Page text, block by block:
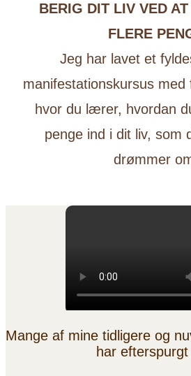
BERIG DIT LIV VED
FLERE
Jeg har lavet et
manifestationskursus med
hvor du lærer, hvordan
penge ind i dit liv, som
drømmer
Mange af mine tidligere og
har efterspurgt